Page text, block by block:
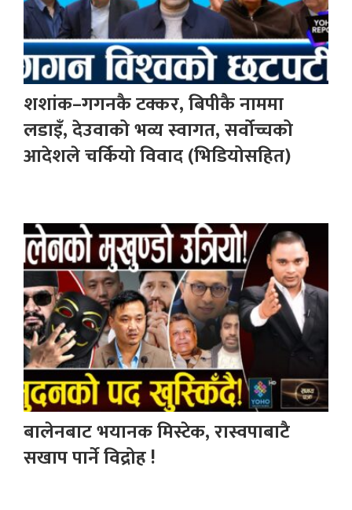
शशांक–गगनकै टक्कर, बिपीकै नाममा
लडाइँ, देउवाको भव्य स्वागत, सर्वोच्चको
आदेशले चर्कियो विवाद (भिडियोसहित)
बालेनबाट भयानक मिस्टेक, रास्वपाबाटै
सखाप पार्ने विद्रोह !